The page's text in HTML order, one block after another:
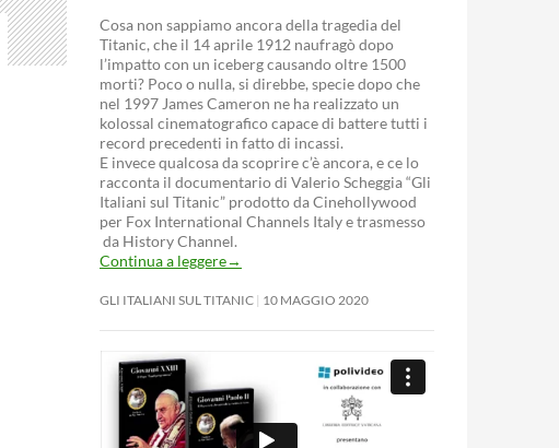
Cosa non sappiamo ancora della tragedia del
Titanic, che il 14 aprile 1912 naufragò dopo
l’impatto con un iceberg causando oltre 1500
morti? Poco o nulla, si direbbe, specie dopo che
nel 1997 James Cameron ne ha realizzato un
kolossal cinematografico capace di battere tutti i
record precedenti in fatto di incassi.
E invece qualcosa da scoprire c’è ancora, e ce lo
racconta il documentario di Valerio Scheggia “Gli
Italiani sul Titanic” prodotto da Cinehollywood
per Fox International Channels Italy e trasmesso
da History Channel.
Continua a leggere→
GLI ITALIANI SUL TITANIC 10 MAGGIO 2020